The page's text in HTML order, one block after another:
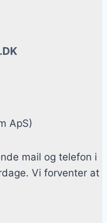
ApS)
mail og telefon i
Vi forventer at